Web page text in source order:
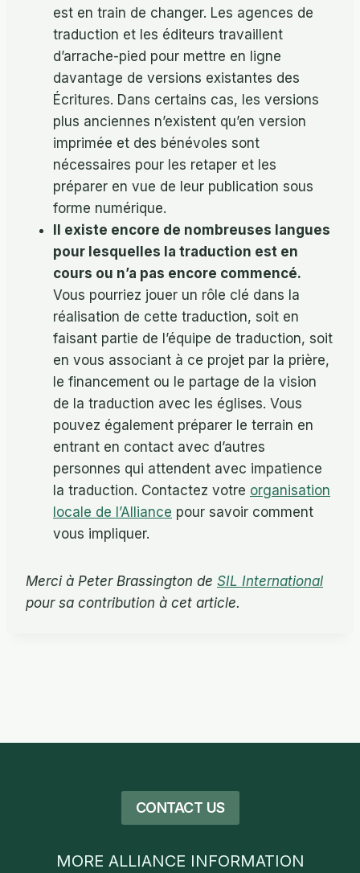
est en train de changer. Les agences de
traduction et les éditeurs travaillent
d’arrache-pied pour mettre en ligne
davantage de versions existantes des
Écritures. Dans certains cas, les versions
plus anciennes n’existent qu’en version
imprimée et des bénévoles sont
nécessaires pour les retaper et les
préparer en vue de leur publication sous
forme numérique.
Il existe encore de nombreuses langues
pour lesquelles la traduction est en
cours ou n’a pas encore commencé.
Vous pourriez jouer un rôle clé dans la
réalisation de cette traduction, soit en
faisant partie de l’équipe de traduction, soit
en vous associant à ce projet par la prière,
le financement ou le partage de la vision
de la traduction avec les églises. Vous
pouvez également préparer le terrain en
entrant en contact avec d’autres
personnes qui attendent avec impatience
la traduction. Contactez votre organisation
locale de l’Alliance pour savoir comment
vous impliquer.
Merci à Peter Brassington de SIL International
pour sa contribution à cet article.
CONTACT US
MORE ALLIANCE INFORMATION